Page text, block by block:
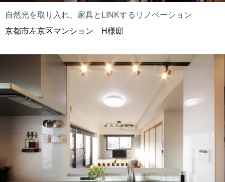
自然光を取り入れ、家具とLINKするリノベーション
京都市左京区マンション H様邸